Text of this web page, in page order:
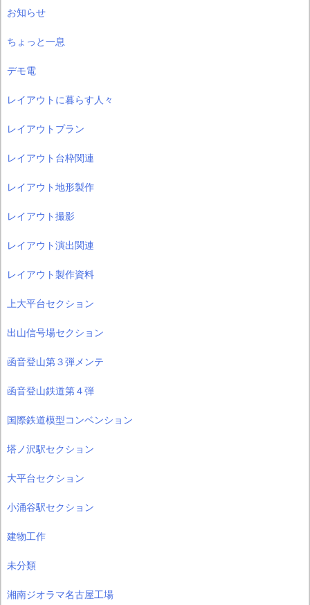
お知らせ
ちょっと一息
デモ電
レイアウトに暮らす人々
レイアウトプラン
レイアウト台枠関連
レイアウト地形製作
レイアウト撮影
レイアウト演出関連
レイアウト製作資料
上大平台セクション
出山信号場セクション
函音登山第３弾メンテ
函音登山鉄道第４弾
国際鉄道模型コンベンション
塔ノ沢駅セクション
大平台セクション
小涌谷駅セクション
建物工作
未分類
湘南ジオラマ名古屋工場